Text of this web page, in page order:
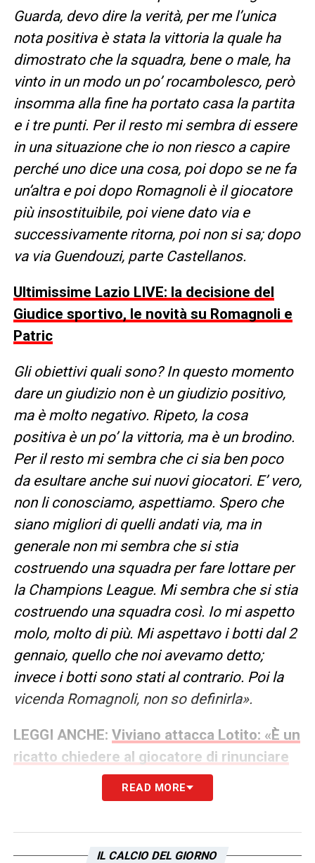
Guarda, devo dire la verità, per me l’unica
nota positiva è stata la vittoria la quale ha
dimostrato che la squadra, bene o male, ha
vinto in un modo un po’ rocambolesco, però
insomma alla fine ha portato casa la partita
e i tre punti. Per il resto mi sembra di essere
in una situazione che io non riesco a capire
perché uno dice una cosa, poi dopo se ne fa
un’altra e poi dopo Romagnoli è il giocatore
più insostituibile, poi viene dato via e
successivamente ritorna, poi non si sa; dopo
va via Guendouzi, parte Castellanos.
Ultimissime Lazio LIVE: la decisione del
Giudice sportivo, le novità su Romagnoli e
Patric
Gli obiettivi quali sono? In questo momento
dare un giudizio non è un giudizio positivo,
ma è molto negativo. Ripeto, la cosa
positiva è un po’ la vittoria, ma è un brodino.
Per il resto mi sembra che ci sia ben poco
da esultare anche sui nuovi giocatori. E’ vero,
non li conosciamo, aspettiamo. Spero che
siano migliori di quelli andati via, ma in
generale non mi sembra che si stia
costruendo una squadra per fare lottare per
la Champions League. Mi sembra che si stia
costruendo una squadra così. Io mi aspetto
molo, molto di più. Mi aspettavo i botti dal 2
gennaio, quello che noi avevamo detto;
invece i botti sono stati al contrario. Poi la
vicenda Romagnoli, non so definirla».
LEGGI ANCHE: Viviano attacca Lotito: «È un
ricatto chiedere al giocatore di rinunciare
allo stipendio! Le vere vittime sono…»
READ MORE
IL CALCIO DEL GIORNO